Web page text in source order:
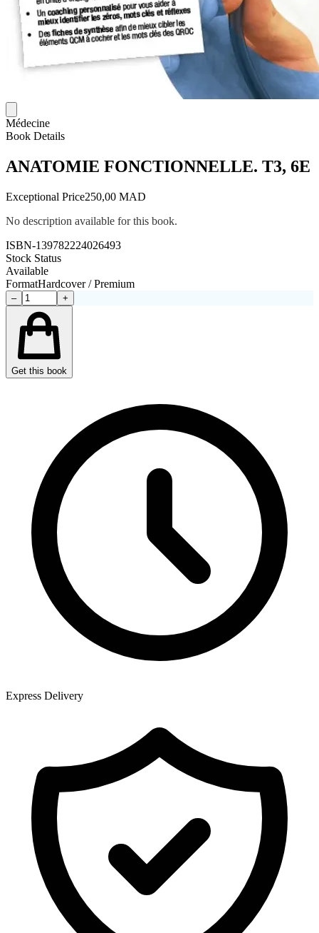
Médecine
Book Details
ANATOMIE FONCTIONNELLE. T3, 6E
Exceptional Price250,00 MAD
No description available for this book.
ISBN-139782224026493
Stock Status
Available
FormatHardcover / Premium
– +
Get this book
Express Delivery